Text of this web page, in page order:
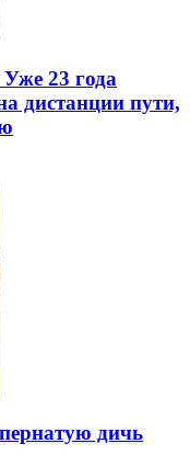
23 года
дистанции пути,
дичь